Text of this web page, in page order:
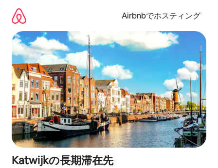
Airbnbでホスティング
Katwijkの長期滞在先